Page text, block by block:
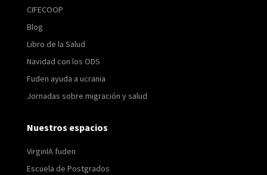
CIFECOOP
Blog
Libro de la Salud
Navidad con los ODS
Fuden ayuda a ucrania
Jornadas sobre migración y salud
Nuestros espacios
VirginIA fuden
Escuela de Postgrados